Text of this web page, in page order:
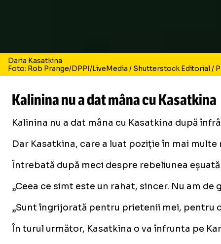
Daria Kasatkina
Foto: Rob Prange/DPPI/LiveMedia / Shutterstock Editorial /
Kalinina nu a dat mâna cu Kasatkina
Kalinina nu a dat mâna cu Kasatkina după
Dar Kasatkina, care a luat poziție în mai
Întrebată după meci despre rebeliunea
„Ceea ce simt este un rahat, sincer. Nu am
„Sunt îngrijorată pentru prietenii mei, pentru
În turul următor, Kasatkina o va înfrunta pe